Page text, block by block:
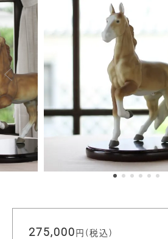
275,000 円(税込)